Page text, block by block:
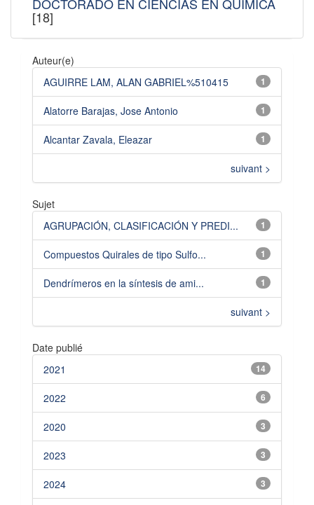
DOCTORADO EN CIENCIAS EN QUÍMICA
[18]
Auteur(e)
1
AGUIRRE LAM, ALAN GABRIEL%510415
1
Alatorre Barajas, Jose Antonio
1
Alcantar Zavala, Eleazar
suivant >
Sujet
1
AGRUPACIÓN, CLASIFICACIÓN Y PREDI...
1
Compuestos Quirales de tipo Sulfo...
1
Dendrímeros en la síntesis de ami...
suivant >
Date publié
14
2021
6
2022
3
2020
3
2023
3
2024